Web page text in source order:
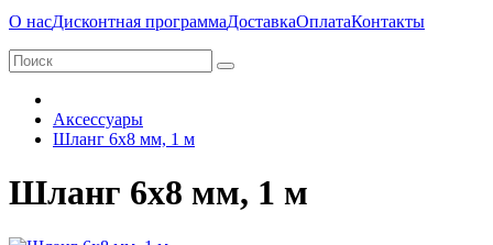
О насДисконтная программаДоставкаОплатаКонтакты
Аксессуары
Шланг 6х8 мм, 1 м
Шланг 6х8 мм, 1 м